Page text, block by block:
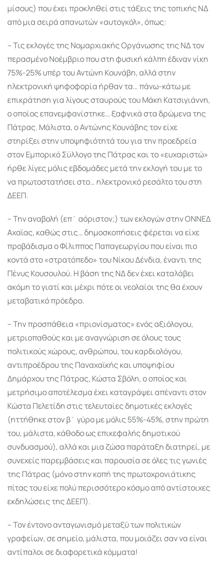
μίσους) που έχει προκληθεί στις τάξεις της τοπικής ΝΔ
από μια σειρά απανωτών «αυτογκόλ», όπως:
– Τις εκλογές της Νομαρχιακής Οργάνωσης της ΝΔ τον
περασμένο Νοέμβριο που στη φυσική κάλπη έδιναν νίκη
75%-25% υπέρ του Αντώνη Κουνάβη, αλλά στην
ηλεκτρονική ψηφοφορία ήρθαν τα… πάνω-κάτω με
επικράτηση για λίγους σταυρούς του Μάκη Κατσιγιάννη,
ο οποίος επανεμφανίστηκε… ξαφνικά στα δρώμενα της
Πάτρας. Μάλιστα, ο Αντώνης Κουνάβης τον είχε
στηρίξει στην υποψηφιότητά του για την προεδρεία
στον Εμπορικό Σύλλογο της Πάτρας και το «ευχαριστώ»
ήρθε λίγες μόλις εβδομάδες μετά την εκλογή του με το
να πρωτοστατήσει στο… ηλεκτρονικό ρεσάλτο του στη
ΔΕΕΠ.
– Την αναβολή (επ΄ αόριστον;) των εκλογών στην ΟΝΝΕΔ
Αχαϊας, καθώς στις… δημοσκοπήσεις φέρεται να είχε
προβάδισμα ο Φίλιππος Παπαγεωργίου που είναι πιο
κοντά στο «στρατόπεδο» του Νίκου Δένδια, έναντι της
Πένυς Κουσουλού. Η βάση της ΝΔ δεν έχει καταλάβει
ακόμη το γιατί και μέχρι πότε οι νεολαίοι της θα έχουν
μεταβατικό πρόεδρο.
– Την προσπάθεια «πριονίσματος» ενός αξιόλογου,
μετριοπαθούς και με αναγνώριση σε όλους τους
πολιτικούς χώρους, ανθρώπου, του καρδιολόγου,
αντιπροέδρου της Παναχαϊκής και υποψηφίου
Δημάρχου της Πάτρας, Κώστα Σβόλη, ο οποίος και
μετρήσιμο αποτέλεσμα έχει καταγράψει απέναντι στον
Κώστα Πελετίδη στις τελευταίες δημοτικές εκλογές
(ηττήθηκε στον β΄ γύρο με μόλις 55%-45%, στην πρώτη
του, μάλιστα, κάθοδο ως επικεφαλής δημοτικού
συνδυασμού), αλλά και μια ζώσα παράταξη διατηρεί, με
συνεχείς παρεμβάσεις και παρουσία σε όλες τις γωνιές
της Πάτρας (μόνο στην κοπή της πρωτοχρονιάτικης
πίτας του είχε πολύ περισσότερο κόσμο από αντίστοιχες
εκδηλώσεις της ΔΕΕΠ).
– Τον έντονο ανταγωνισμό μεταξύ των πολιτικών
γραφείων, σε σημείο, μάλιστα, που μοιάζει σαν να είναι
αντίπαλοι σε διαφορετικά κόμματα!